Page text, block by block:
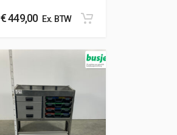
€449,00Ex. BTW